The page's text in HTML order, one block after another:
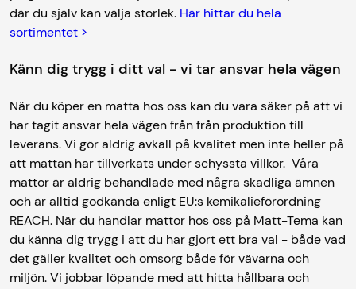
där du själv kan välja storlek. Här hittar du hela
sortimentet >
Känn dig trygg i ditt val - vi tar ansvar hela vägen
När du köper en matta hos oss kan du vara säker på att vi
har tagit ansvar hela vägen från från produktion till
leverans. Vi gör aldrig avkall på kvalitet men inte heller på
att mattan har tillverkats under schyssta villkor. Våra
mattor är aldrig behandlade med några skadliga ämnen
och är alltid godkända enligt EU:s kemikalieförordning
REACH. När du handlar mattor hos oss på Matt-Tema kan
du känna dig trygg i att du har gjort ett bra val - både vad
det gäller kvalitet och omsorg både för vävarna och
miljön. Vi jobbar löpande med att hitta hållbara och